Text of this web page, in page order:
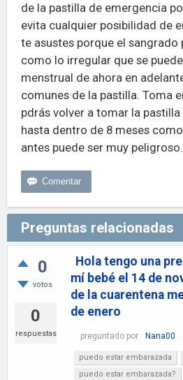
de la pastilla de emergencia
evita cualquier posibilidad de
te asustes porque el sangrado
como lo irregular que se
menstrual de ahora en
comunes de la pastilla. Toma
pdrás volver a tomar la
hasta dentro de 8 meses
antes puede ser muy
Preguntas relacionadas
0
votos
0
respuestas
Hola tengo una
mí bebé el 14 de
de la cuarentena
de enero
preguntado por Nana00
puedo estar embarazada
puedo estar embarazada?